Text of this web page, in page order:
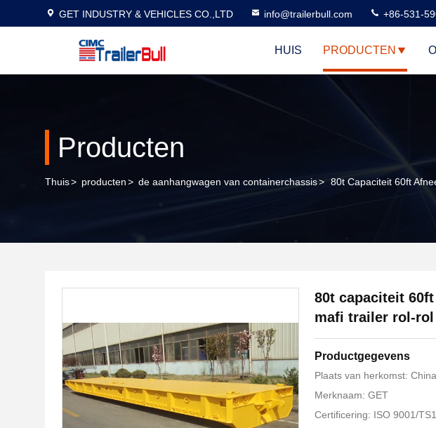
GET INDUSTRY & VEHICLES CO.,LTD info@trailerbull.com +86-531-
HUIS PRODUCTEN
Producten
Thuis> producten> de aanhangwagen van containerchassis> 80t Capaciteit 60ft
80t capaciteit
mafi trailer rol-
Productgegevens
Plaats van herkomst: China
Merknaam: GET
Certificering: ISO 9001/